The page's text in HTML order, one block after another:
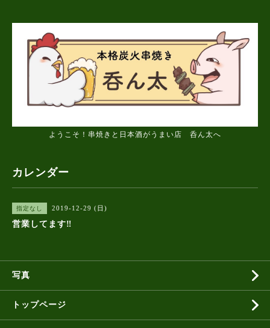
ようこそ！串焼きと日本酒がうまい店 呑ん太へ
カレンダー
指定なし 2019-12-29 (日)
営業してます‼️
写真
トップページ